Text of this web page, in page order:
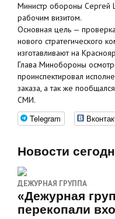
Министр обороны Сергей
рабочим визитом.
Основная цель —
нового стратегического
изготавливают на
Глава Минобороны
проинспектировал
заказа, а так же
СМИ.
Telegram
Новости
ДЕЖУРНАЯ ГРУППА
«Дежурная
перекопали